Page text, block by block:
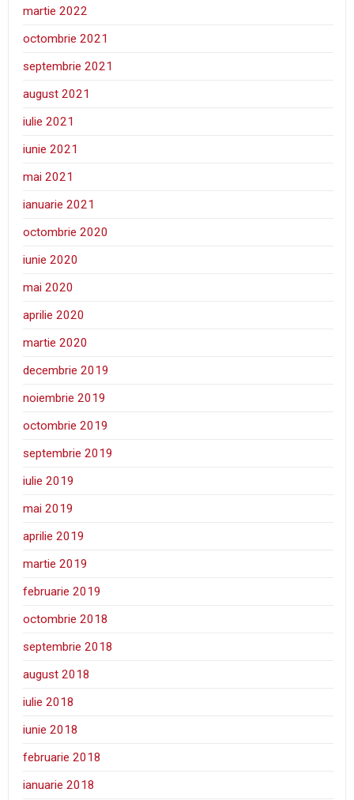
martie 2022
octombrie 2021
septembrie 2021
august 2021
iulie 2021
iunie 2021
mai 2021
ianuarie 2021
octombrie 2020
iunie 2020
mai 2020
aprilie 2020
martie 2020
decembrie 2019
noiembrie 2019
octombrie 2019
septembrie 2019
iulie 2019
mai 2019
aprilie 2019
martie 2019
februarie 2019
octombrie 2018
septembrie 2018
august 2018
iulie 2018
iunie 2018
februarie 2018
ianuarie 2018